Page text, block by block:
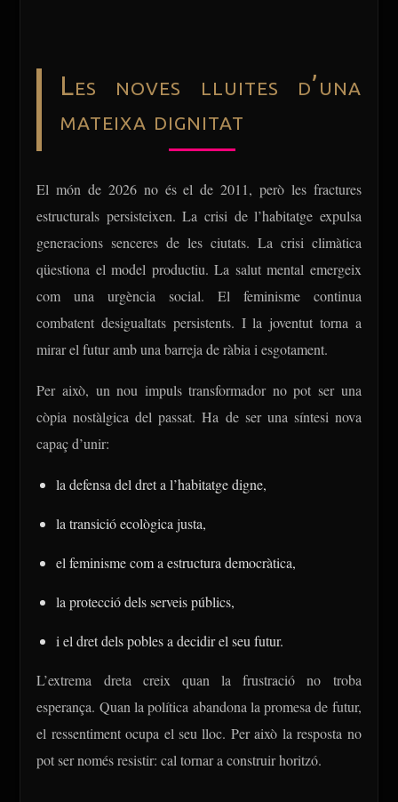
Les noves lluites d’una
mateixa dignitat
El món de 2026 no és el de 2011, però les fractures
estructurals persisteixen. La crisi de l’habitatge expulsa
generacions senceres de les ciutats. La crisi climàtica
qüestiona el model productiu. La salut mental emergeix
com una urgència social. El feminisme continua
combatent desigualtats persistents. I la joventut torna a
mirar el futur amb una barreja de ràbia i esgotament.
Per això, un nou impuls transformador no pot ser una
còpia nostàlgica del passat. Ha de ser una síntesi nova
capaç d’unir:
la defensa del dret a l’habitatge digne,
la transició ecològica justa,
el feminisme com a estructura democràtica,
la protecció dels serveis públics,
i el dret dels pobles a decidir el seu futur.
L’extrema dreta creix quan la frustració no troba
esperança. Quan la política abandona la promesa de futur,
el ressentiment ocupa el seu lloc. Per això la resposta no
pot ser només resistir: cal tornar a construir horitzó.